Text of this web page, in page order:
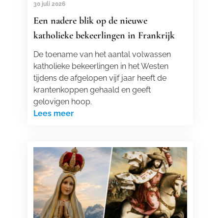
30 juli 2026
Een nadere blik op de nieuwe
katholieke bekeerlingen in Frankrijk
De toename van het aantal volwassen
katholieke bekeerlingen in het Westen
tijdens de afgelopen vijf jaar heeft de
krantenkoppen gehaald en geeft
gelovigen hoop.
Lees meer